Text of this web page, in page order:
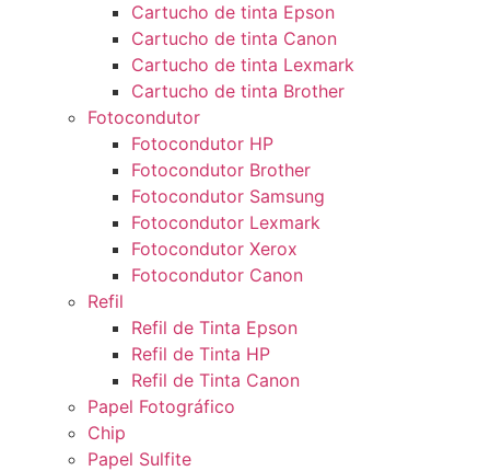
Cartucho de tinta Epson
Cartucho de tinta Canon
Cartucho de tinta Lexmark
Cartucho de tinta Brother
Fotocondutor
Fotocondutor HP
Fotocondutor Brother
Fotocondutor Samsung
Fotocondutor Lexmark
Fotocondutor Xerox
Fotocondutor Canon
Refil
Refil de Tinta Epson
Refil de Tinta HP
Refil de Tinta Canon
Papel Fotográfico
Chip
Papel Sulfite